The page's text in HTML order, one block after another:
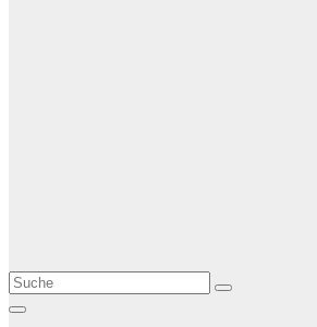
Le Matin
AGENCE DE PRESSE